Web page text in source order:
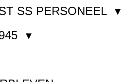
SS PERSONEEL